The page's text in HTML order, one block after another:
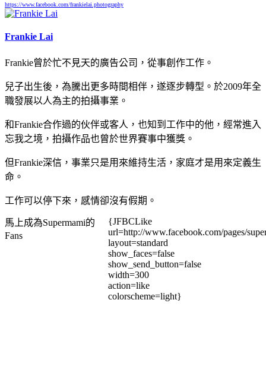
https://www.facebook.com/frankielai.photography
Frankie Lai
Frankie曾於忙不見天的廣告公司，從事創作工作。
兒子出生後，為騰出更多時間相伴，遂逐步轉型。於2009年全
職發展以人為主的拍攝事業。
和Frankie合作過的伙伴或客人，也知到工作中的他，經常進入
忘我之境，拍攝作品也曾於世界賽事中獲獎。
但Frankie深信，事業只是用來維持生活，家庭才是用來定義生
命。
工作可以停下來，感情卻沒有假期。
馬上成為Supermami的
Fans
{JFBCLike
url=http://www.facebook.com/pages/
layout=standard
show_faces=false
show_send_button=false
width=300
action=like
colorscheme=light}